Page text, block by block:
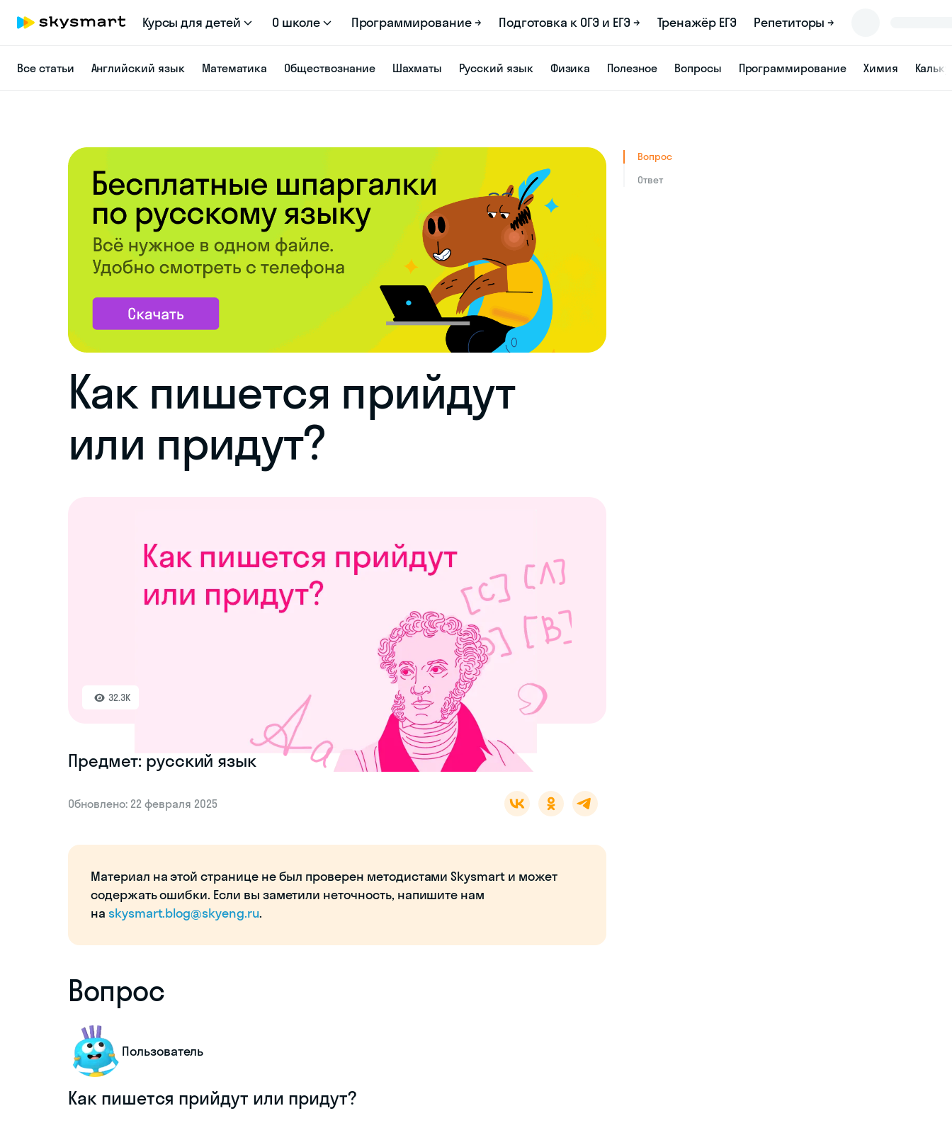
Курсы для детей О школе Программирование → Подготовка к ОГЭ и ЕГЭ → Тренажёр ЕГЭ Репетиторы →
Все статьи Английский язык Математика Обществознание Шахматы Русский язык Физика Полезное Вопросы Программирование Химия
Как пишется прийдут
или придут?
32.3K
Предмет: русский язык
Обновлено: 22 февраля 2025
Материал на этой странице не был проверен методистами Skysmart и может
содержать ошибки. Если вы заметили неточность, напишите нам
на skysmart.blog@skyeng.ru.
Вопрос
Пользователь
Как пишется прийдут или придут?
Вопрос
Ответ